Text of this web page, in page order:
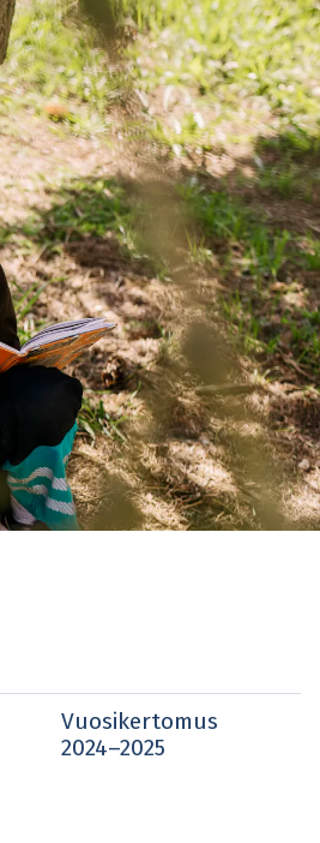
Vuosikertomus
2024–2025